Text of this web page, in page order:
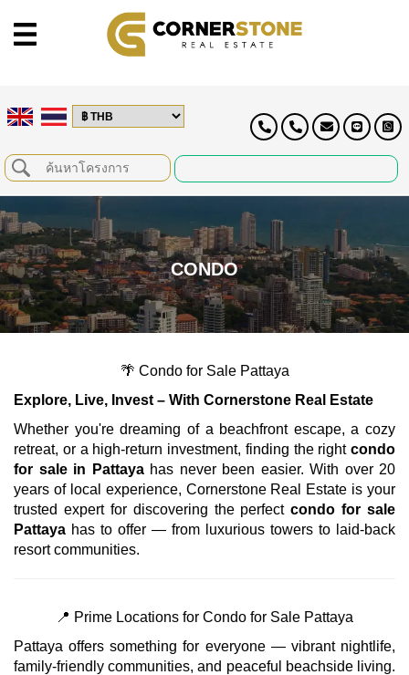
CONDO
🌴 Condo for Sale Pattaya
Explore, Live, Invest – With Cornerstone Real Estate
Whether you're dreaming of a beachfront escape, a cozy
retreat, or a high-return investment, finding the right condo
for sale in Pattayahas never been easier. With over 20
years of local experience, Cornerstone Real Estate is your
trusted expert for discovering the perfectcondo for sale
Pattaya has to offer — from luxurious towers to laid-back
resort communities.
📍 Prime Locations for Condo for Sale Pattaya
Pattaya offers something for everyone — vibrant nightlife,
family-friendly communities, and peaceful beachside living.